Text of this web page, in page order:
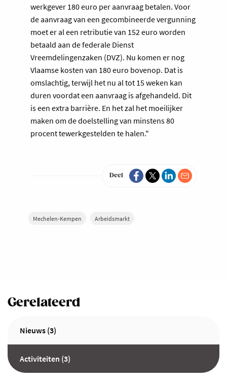
werkgever 180 euro per aanvraag betalen. Voor
de aanvraag van een gecombineerde vergunning
moet er al een retributie van 152 euro worden
betaald aan de federale Dienst
Vreemdelingenzaken (DVZ). Nu komen er nog
Vlaamse kosten van 180 euro bovenop. Dat is
omslachtig, terwijl het nu al tot 15 weken kan
duren voordat een aanvraag is afgehandeld. Dit
is een extra barrière. En het zal het moeilijker
maken om de doelstelling van minstens 80
procent tewerkgestelden te halen."
Deel
Mechelen-Kempen Arbeidsmarkt
Gerelateerd
Nieuws (3)
Activiteiten (3)